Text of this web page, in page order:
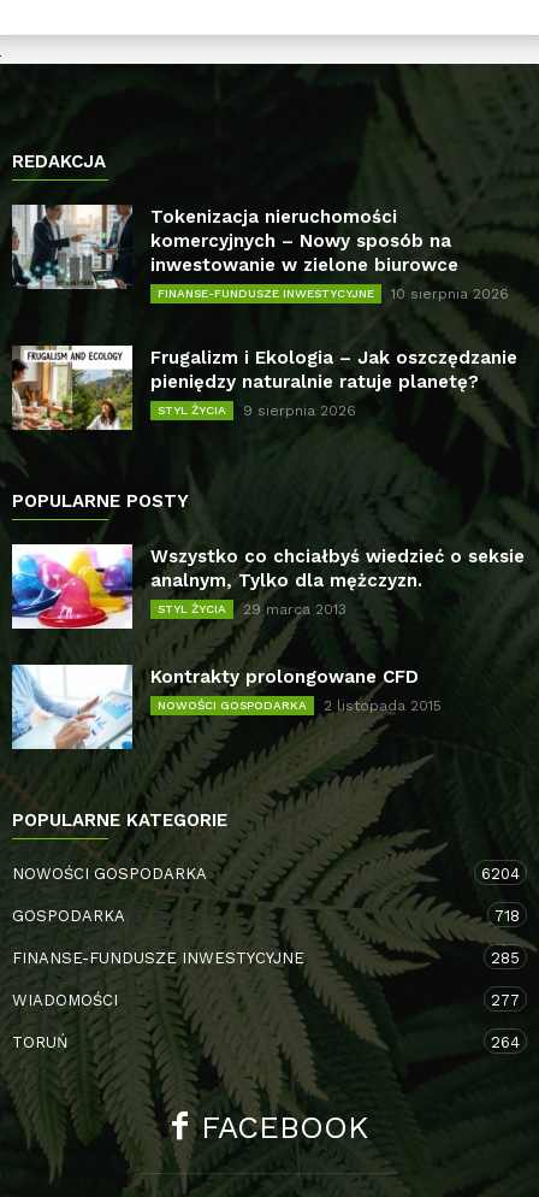
REDAKCJA
Tokenizacja nieruchomości
komercyjnych – Nowy sposób na
inwestowanie w zielone biurowce
FINANSE-FUNDUSZE INWESTYCYJNE 10 sierpnia 2026
Frugalizm i Ekologia – Jak oszczędzanie
pieniędzy naturalnie ratuje planetę?
STYL ŻYCIA 9 sierpnia 2026
POPULARNE POSTY
Wszystko co chciałbyś wiedzieć o seksie
analnym, Tylko dla mężczyzn.
STYL ŻYCIA 29 marca 2013
Kontrakty prolongowane CFD
NOWOŚCI GOSPODARKA 2 listopada 2015
POPULARNE KATEGORIE
NOWOŚCI GOSPODARKA 6204
GOSPODARKA 718
FINANSE-FUNDUSZE INWESTYCYJNE 285
WIADOMOŚCI 277
TORUŃ 264
FACEBOOK